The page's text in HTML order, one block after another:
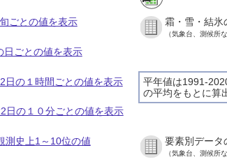
ごとの値を表示 霜・雪・結氷
（気象台、測候所
日ごとの値を表示
平年値は1991-
の平均をもとに算
日の１時間ごとの値を表示
日の１０分ごとの値を表示
測史上1～10位の値 要素別データ
（気象台、測候所